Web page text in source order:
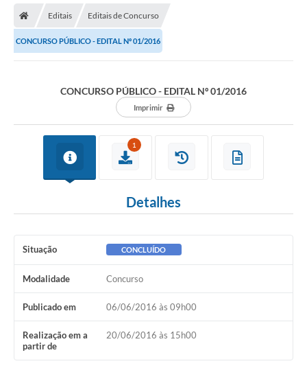
Editais Editais de Concurso
CONCURSO PÚBLICO - EDITAL Nº 01/2016
CONCURSO PÚBLICO - EDITAL Nº 01/2016
Imprimir
1
Detalhes
Situação CONCLUÍDO
Modalidade Concurso
Publicado em 06/06/2016 às 09h00
Realização em a
partir de
20/06/2016 às 15h00